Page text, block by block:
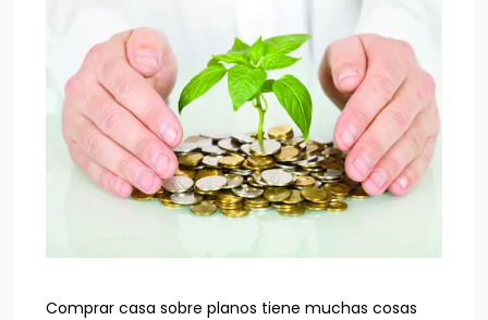
Comprar casa sobre planos tiene muchas cosas